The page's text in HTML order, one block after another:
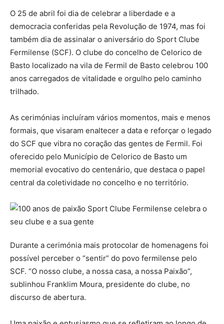
O 25 de abril foi dia de celebrar a liberdade e a
democracia conferidas pela Revolução de 1974, mas foi
também dia de assinalar o aniversário do Sport Clube
Fermilense (SCF). O clube do concelho de Celorico de
Basto localizado na vila de Fermil de Basto celebrou 100
anos carregados de vitalidade e orgulho pelo caminho
trilhado.
As cerimónias incluíram vários momentos, mais e menos
formais, que visaram enaltecer a data e reforçar o legado
do SCF que vibra no coração das gentes de Fermil. Foi
oferecido pelo Município de Celorico de Basto um
memorial evocativo do centenário, que destaca o papel
central da coletividade no concelho e no território.
Durante a cerimónia mais protocolar de homenagens foi
possível perceber o “sentir” do povo fermilense pelo
SCF. “O nosso clube, a nossa casa, a nossa Paixão”,
sublinhou Franklim Moura, presidente do clube, no
discurso de abertura.